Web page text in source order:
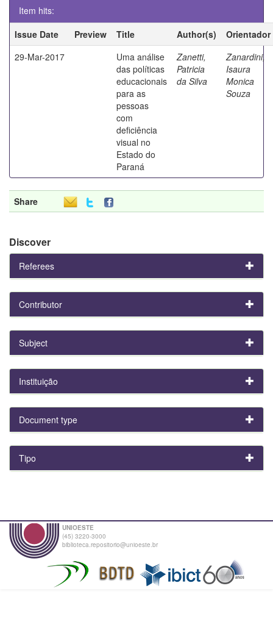
Item hits:
Issue Date
Preview Title Author(s)
Orientador
29-Mar-2017
Uma análise
das políticas
educacionais
para as
pessoas
com
deficiência
visual no
Estado do
Paraná
Zanetti,
Patricia
da Silva
Zanardini,
Isaura
Monica
Souza
Share
Discover
Referees
Contributor
Subject
Instituição
Document type
Tipo
UNIOESTE
(45) 3220-3000
biblioteca.repositorio@unioeste.br